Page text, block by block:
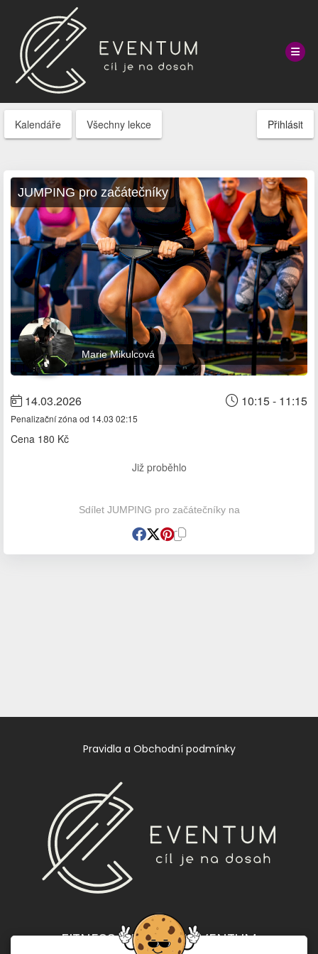
Kalendáře Všechny lekce Přihlásit
JUMPING pro začátečníky
Marie Mikulcová
14.03.2026 10:15 - 11:15
Penalizační zóna od 14.03 02:15
Cena 180 Kč
Již proběhlo
Sdílet JUMPING pro začátečníky na
Pravidla a Obchodní podmínky
FITNESS CENTRUM EVENTUM